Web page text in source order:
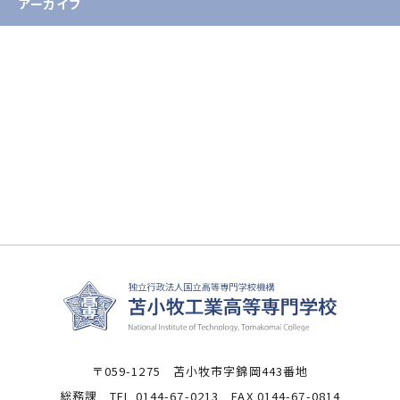
アーカイブ
〒059-1275 苫小牧市字錦岡443番地
総務課 TEL 0144-67-0213 FAX 0144-67-0814